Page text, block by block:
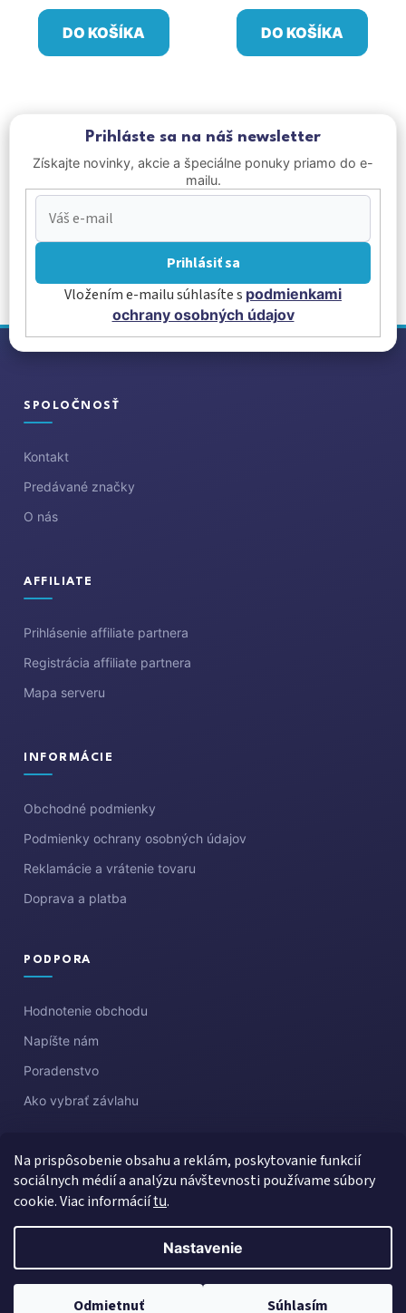
Na prispôsobenie obsahu a reklám, poskytovanie funkcií
sociálnych médií a analýzu návštevnosti používame súbory
cookie. Viac informáciítu.
Nastavenie
Odmietnuť Súhlasím
DO KOŠÍKA DO KOŠÍKA
Prihláste sa na náš newsletter
Získajte novinky, akcie a špeciálne ponuky priamo do e-
mailu.
Prihlásiť sa
Vložením e-mailu súhlasíte s podmienkami
ochrany osobných údajov
Z
SPOLOČNOSŤ
Kontakt
Predávané značky
O nás
AFFILIATE
Prihlásenie affiliate partnera
Registrácia affiliate partnera
Mapa serveru
INFORMÁCIE
Obchodné podmienky
Podmienky ochrany osobných údajov
Reklamácie a vrátenie tovaru
Doprava a platba
PODPORA
Hodnotenie obchodu
Napíšte nám
Poradenstvo
Ako vybrať závlahu